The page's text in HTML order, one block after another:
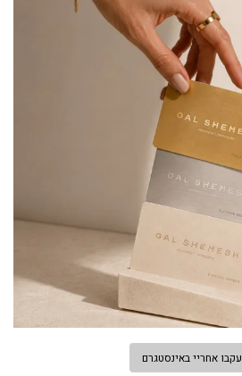
עקבו אחריי באינסטגרם